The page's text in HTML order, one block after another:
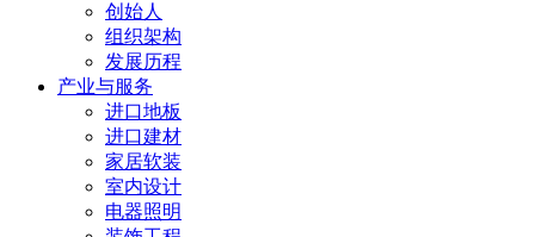
创始人
组织架构
发展历程
产业与服务
进口地板
进口建材
家居软装
室内设计
电器照明